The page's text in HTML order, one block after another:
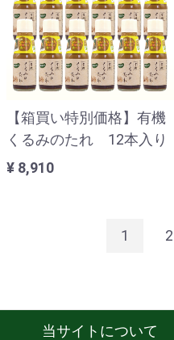
【箱買い特別価格】有機
くるみのたれ 12本入り
¥ 8,910
1 2
当サイトについて